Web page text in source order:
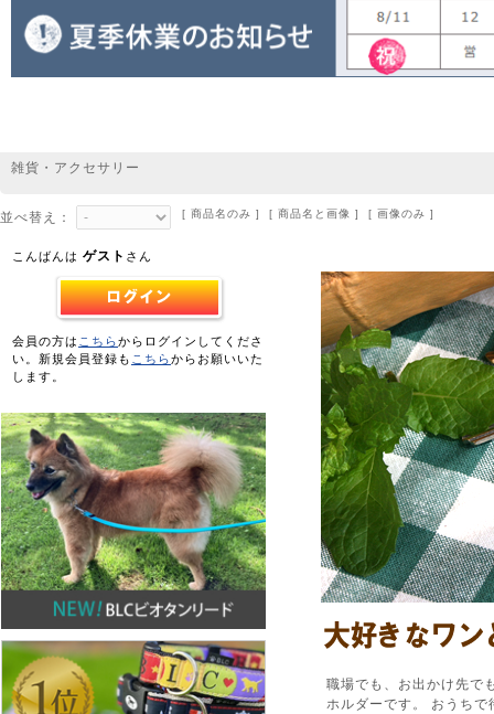
雑貨・アクセサリー
並べ替え： [ 商品名のみ ] [ 商品名と画像 ] [ 画像のみ ]
職場でも、お出かけ先で
ホルダーです。 おうち
こんばんは ゲスト さん
会員の方は こちらからログインしてくださ
い。新規会員登録も こちらからお願いいた
します。